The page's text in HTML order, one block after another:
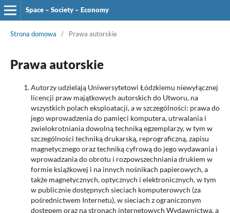
Space – Society – Economy
Strona domowa / Prawa autorskie
Prawa autorskie
Autorzy udzielają Uniwersytetowi Łódzkiemu niewyłącznej
licencji praw majątkowych autorskich do Utworu, na
wszystkich polach eksploatacji, a w szczególności: prawa do
jego wprowadzenia do pamięci komputera, utrwalania i
zwielokrotniania dowolną techniką egzemplarzy, w tym w
szczególności techniką drukarską, reprograficzną, zapisu
magnetycznego oraz techniką cyfrową do jego wydawania i
wprowadzania do obrotu i rozpowszechniania drukiem w
formie książkowej i na innych nośnikach papierowych, a
także magnetycznych, optycznych i elektronicznych, w tym
w publicznie dostępnych sieciach komputerowych (za
pośrednictwem Internetu), w sieciach z ograniczonym
dostępem oraz na stronach internetowych Wydawnictwa, a